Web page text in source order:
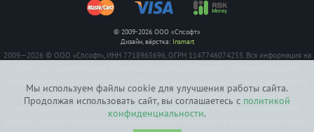
Мы используем файлы cookie для улучшения работы сайта.
Продолжая использовать сайт, вы соглашаетесь с политикой
конфиденциальности.
© 2009-2026 ООО «Спсофт»
Дизайн, вёрстка: Insmart
2009—2026 © ООО «Спсофт», ИНН 7718965696, ОГРН 1147746074255. Вся информация на
определяемой положением Статьи 437 Гражданского кодекса Российской Федерации. На
все заявленные на сайте авторизации имеются сертификаты полученные от
производителей. Услуги по ремонту предоставляются авторизованными сервисными
центрами. Функции и комплектация устройств могут различаться в зависимости от модели.